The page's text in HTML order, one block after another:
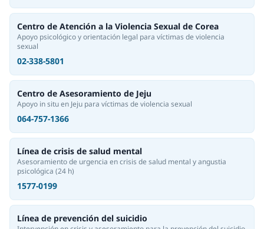
Centro de Atención a la Violencia Sexual de Corea
Apoyo psicológico y orientación legal para víctimas de violencia
sexual
02-338-5801
Centro de Asesoramiento de Jeju
Apoyo in situ en Jeju para víctimas de violencia sexual
064-757-1366
Línea de crisis de salud mental
Asesoramiento de urgencia en crisis de salud mental y angustia
psicológica (24 h)
1577-0199
Línea de prevención del suicidio